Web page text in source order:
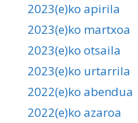
2023(e)ko apirila
2023(e)ko martxoa
2023(e)ko otsaila
2023(e)ko urtarrila
2022(e)ko abendua
2022(e)ko azaroa